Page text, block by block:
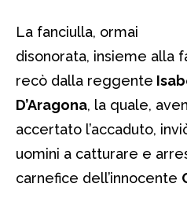
La fanciulla, ormai
disonorata, insieme alla
recò dalla reggente
D’Aragona, la quale,
accertato l’accaduto,
uomini a catturare e
carnefice dell’innocente